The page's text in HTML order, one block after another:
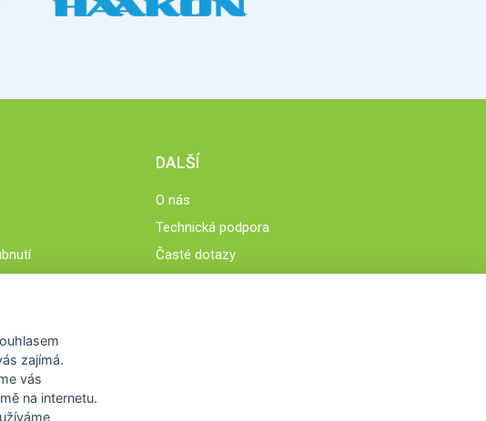
DALŠÍ
O nás
Technická podpora
Časté dotazy
zajímá.
vás
na internetu.